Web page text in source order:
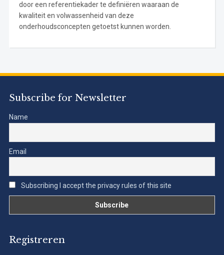
door een referentiekader te definiëren waaraan de
kwaliteit en volwassenheid van deze
onderhoudsconcepten getoetst kunnen worden.
Subscribe for Newsletter
Name
Email
Subscribing I accept the privacy rules of this site
Registreren